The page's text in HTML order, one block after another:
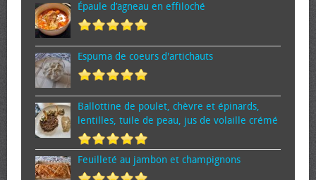
Épaule d’agneau en effiloché
Espuma de cœurs d'artichauts
Ballottine de poulet, chèvre et épinards,
lentilles, tuile de peau, jus de volaille crémé
Feuilleté au jambon et champignons